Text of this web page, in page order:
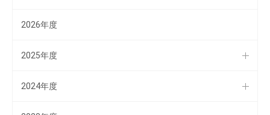
2026年度
2025年度
2024年度